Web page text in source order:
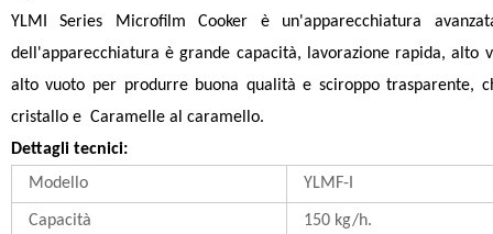
YLMI Series Microfilm Cooker è un'apparecchiatura
dell'apparecchiatura è grande capacità, lavorazione rapida,
alto vuoto per produrre buona qualità e sciroppo
cristallo eCaramelle al caramello.
Dettagli tecnici:
Modello
YLMF-I
Capacità 150 kg/h.